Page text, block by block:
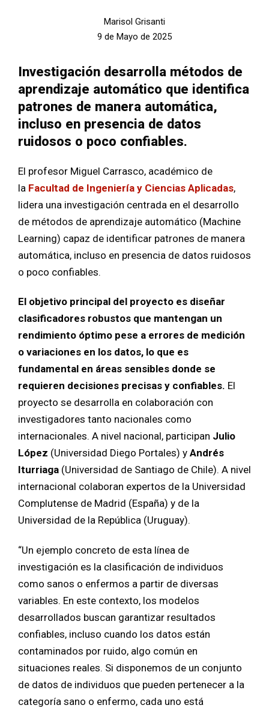
Marisol Grisanti
9 de Mayo de 2025
Investigación desarrolla métodos de
aprendizaje automático que identifica
patrones de manera automática,
incluso en presencia de datos
ruidosos o poco confiables.
El profesor Miguel Carrasco, académico de
la Facultad de Ingeniería y Ciencias Aplicadas,
lidera una investigación centrada en el desarrollo
de métodos de aprendizaje automático (Machine
Learning) capaz de identificar patrones de manera
automática, incluso en presencia de datos ruidosos
o poco confiables.
El objetivo principal del proyecto es diseñar
clasificadores robustos que mantengan un
rendimiento óptimo pese a errores de medición
o variaciones en los datos, lo que es
fundamental en áreas sensibles donde se
requieren decisiones precisas y confiables. El
proyecto se desarrolla en colaboración con
investigadores tanto nacionales como
internacionales. A nivel nacional, participan Julio
López (Universidad Diego Portales) y Andrés
Iturriaga (Universidad de Santiago de Chile). A nivel
internacional colaboran expertos de la Universidad
Complutense de Madrid (España) y de la
Universidad de la República (Uruguay).
“Un ejemplo concreto de esta línea de
investigación es la clasificación de individuos
como sanos o enfermos a partir de diversas
variables. En este contexto, los modelos
desarrollados buscan garantizar resultados
confiables, incluso cuando los datos están
contaminados por ruido, algo común en
situaciones reales. Si disponemos de un conjunto
de datos de individuos que pueden pertenecer a la
categoría sano o enfermo, cada uno está